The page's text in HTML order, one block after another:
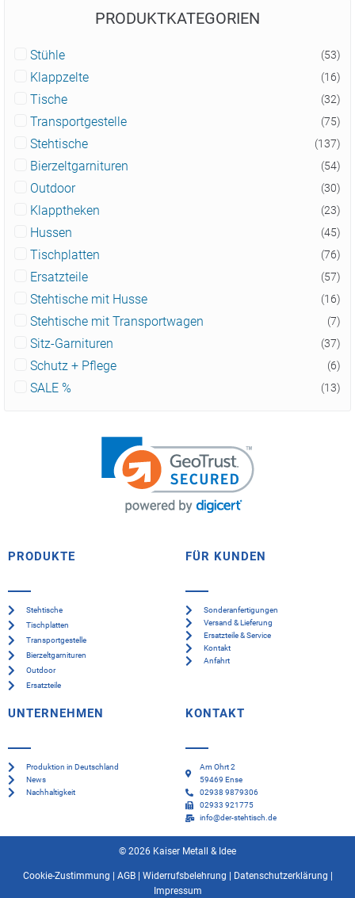
PRODUKTKATEGORIEN
Stühle (53)
Klappzelte (16)
Tische (32)
Transportgestelle (75)
Stehtische (137)
Bierzeltgarnituren (54)
Outdoor (30)
Klapptheken (23)
Hussen (45)
Tischplatten (76)
Ersatzteile (57)
Stehtische mit Husse (16)
Stehtische mit Transportwagen (7)
Sitz-Garnituren (37)
Schutz + Pflege (6)
SALE % (13)
PRODUKTE
Stehtische
Tischplatten
Transportgestelle
Bierzeltgarnituren
Outdoor
Ersatzteile
FÜR KUNDEN
Sonderanfertigungen
Versand & Lieferung
Ersatzteile & Service
Kontakt
Anfahrt
UNTERNEHMEN
Produktion in Deutschland
News
Nachhaltigkeit
KONTAKT
Am Ohrt 2
59469 Ense
02938 9879306
02933 921775
info@der-stehtisch.de
© 2026 Kaiser Metall & Idee
Cookie-Zustimmung | AGB| Widerrufsbelehrung | Datenschutzerklärung |
Impressum